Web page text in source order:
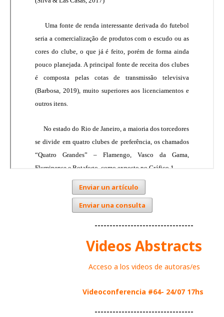
Enviar un artículo
Enviar una consulta
---------------------------------
Videos Abstracts
Acceso a los videos de autoras/es
Videoconferencia #64- 24/07 17hs
---------------------------------